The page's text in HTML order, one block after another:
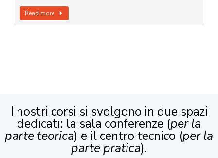
Read more
I nostri corsi si svolgono in due spazi
dedicati: la sala conferenze (per la
parte teorica) e il centro tecnico (per la
parte pratica).